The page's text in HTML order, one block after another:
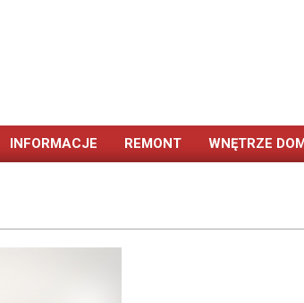
Primary
INFORMACJE REMONT WNĘTRZE